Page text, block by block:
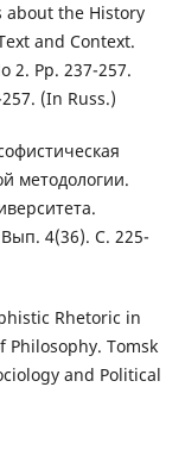
about the History
and Context.
2. Pp. 237-257.
(In Russ.)
методологии.
4(36). С. 225-
Rhetoric in
Philosophy. Tomsk
and Political